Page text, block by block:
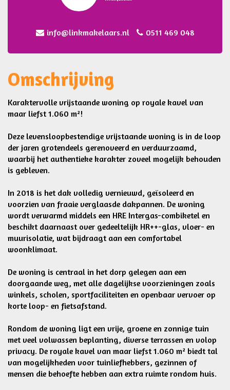
info@linkmakelaars.nl 0511 469 048
Omschrijving
Karaktervolle vrijstaande woning op royale kavel van
maar liefst 1.060 m²!
Deze levensloopbestendige vrijstaande woning is in de loop
der jaren grotendeels gerenoveerd en verduurzaamd,
waarbij het authentieke karakter zoveel mogelijk behouden
is gebleven.
In 2018 is het dak volledig vernieuwd, geïsoleerd en
voorzien van fraaie verglaasde dakpannen. De woning
wordt verwarmd middels een HRE Intergas-combiketel en
beschikt daarnaast over gedeeltelijk HR++-glas, vloer- en
muurisolatie, wat bijdraagt aan een comfortabel
woonklimaat.
De woning is centraal in het dorp gelegen aan een
doorgaande weg, met alle dagelijkse voorzieningen zoals
winkels, scholen, sportfaciliteiten en openbaar vervoer op
korte loop- en fietsafstand.
Rondom de woning ligt een vrije, groene en zonnige tuin
met veel volwassen beplanting, diverse terrassen en volop
privacy. De royale kavel van maar liefst 1.060 m² biedt tal
van mogelijkheden voor tuinliefhebbers, gezinnen of
mensen die behoefte hebben aan extra ruimte rondom huis.